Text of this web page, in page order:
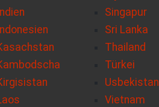
Indien
Indonesien
Singapur
Sri Lanka
Thailand
Türkei
Usbekistan
Vietnam